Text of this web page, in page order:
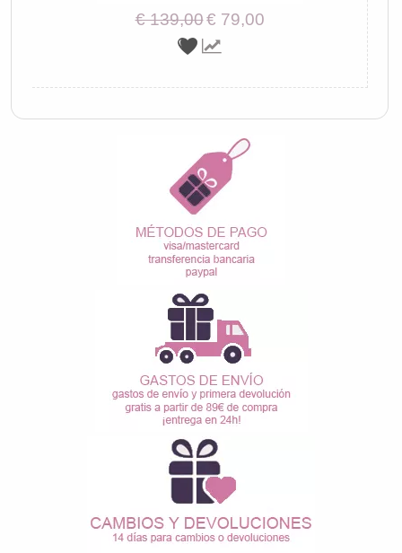
€ 139,00€ 79,00